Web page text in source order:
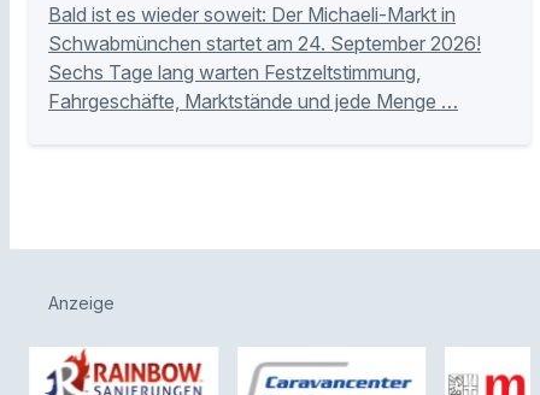
Bald ist es wieder soweit: Der Michaeli-Markt in
Schwabmünchen startet am 24. September 2026!
Sechs Tage lang warten Festzeltstimmung,
Fahrgeschäfte, Marktstände und jede Menge …
Anzeige